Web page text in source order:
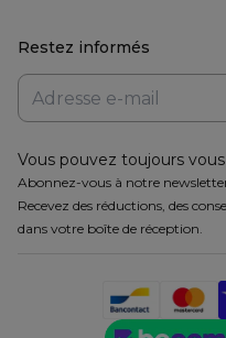
Restez informés
Vous pouvez toujours
Abonnez-vous à notre
Recevez des réductions, des
dans votre boîte de réception.